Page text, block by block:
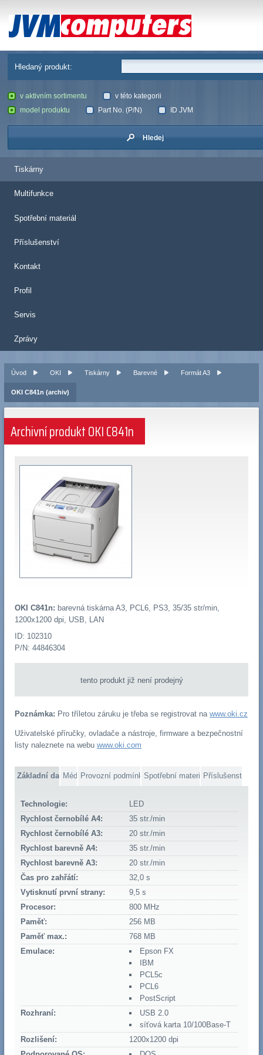
JVM Computers
Hledaný produkt:
v aktivním sortimentu
v této kategorii
model produktu
Part No. (P/N) ID JVM
Hledej
Tiskárny
Multifunkce
Spotřební materiál
Příslušenství
Kontakt
Profil
Servis
Zprávy
Úvod OKI Tiskárny Barevné Formát A3
OKI C841n (archiv)
Archivní produkt OKI C841n
OKI C841n: barevná tiskárna A3, PCL6, PS3, 35/35 str/min,
1200x1200 dpi, USB, LAN
ID: 102310
P/N: 44846304
tento produkt již není prodejný
Poznámka: Pro tříletou záruku je třeba se registrovat na www.oki.cz
Uživatelské příručky, ovladače a nástroje, firmware a bezpečnostní
listy naleznete na webu www.oki.com
Základní dataMédiaProvozní podmínkySpotřební materiálPříslušenství
Technologie:
LED
Rychlost černobílé A4:
35 str./min
Rychlost černobílé A3:
20 str./min
Rychlost barevně A4:
35 str./min
Rychlost barevně A3:
20 str./min
Čas pro zahřátí:
32,0 s
Vytisknutí první strany:
9,5 s
Procesor:
800 MHz
Paměť:
256 MB
Paměť max.:
768 MB
Emulace:
Epson FX
IBM
PCL5c
PCL6
PostScript
Rozhraní:
USB 2.0
síťová karta 10/100Base-T
Rozlišení:
1200x1200 dpi